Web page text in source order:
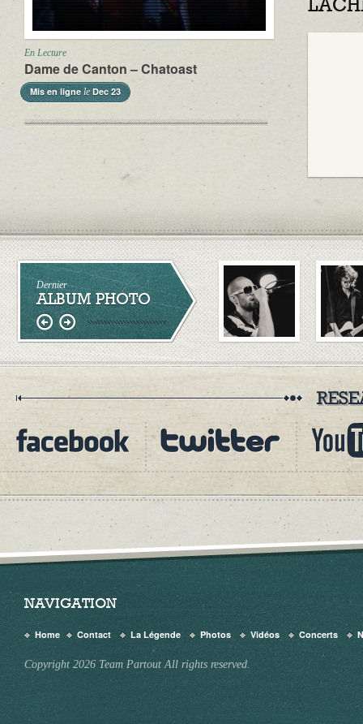
En Lecture
Dame de Canton – Chatoast
Mis en ligneleDec 23
Dernier
ALBUM PHOTO
NAVIGATION
Home Contact La Légende Photos Vidéos Concerts
Copyright 2026 Team Partout All rights reserved.